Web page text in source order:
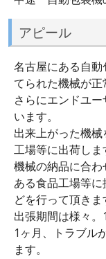
アピール
名古屋にある自
てられた機械が正
さらにエンドユ
います。
出来上がった機
工場等に出荷しま
機械の納品に合
ある食品工場等
どを行って頂きま
出張期間は様々
1ヶ月、トラブル
ます。